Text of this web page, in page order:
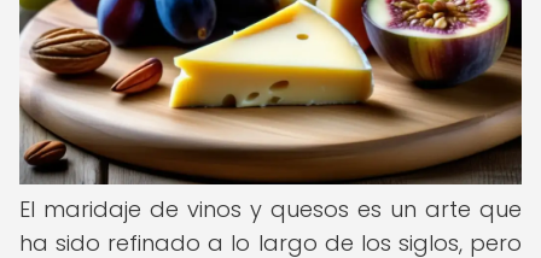
El maridaje de vinos y quesos es un arte que
ha sido refinado a lo largo de los siglos, pero